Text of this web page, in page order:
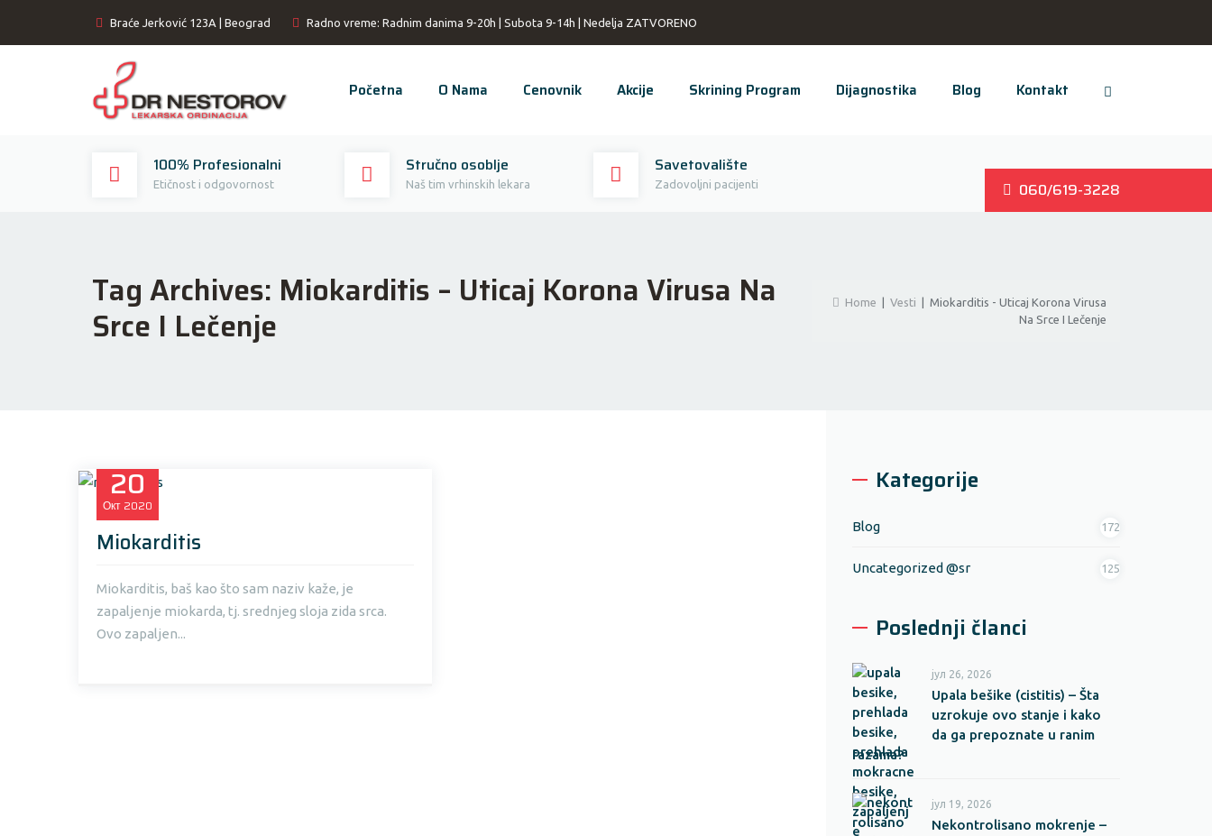
Braće Jerković 123A | Beograd Radno vreme: Radnim danima 9-20h | Subota 9-14h | Nedelja ZATVORENO
Početna O Nama Cenovnik Akcije Skrining Program Dijagnostika Blog Kontakt
100% Profesionalni
Etičnost i odgovornost
Stručno osoblje
Naš tim vrhinskih lekara
Savetovalište
Zadovoljni pacijenti 060/619-3228
Tag Archives: Miokarditis – Uticaj Korona Virusa Na
Srce I Lečenje
Home Vesti
Miokarditis - Uticaj Korona Virusa
Na Srce I Lečenje
20
Окт 2020
Miokarditis
Miokarditis, baš kao što sam naziv kaže, je
zapaljenje miokarda, tj. srednjeg sloja zida srca.
Ovo zapaljen...
Kategorije
Blog 172
Uncategorized @sr 125
Poslednji članci
јул 26, 2026
Upala bešike (cistitis) – Šta
uzrokuje ovo stanje i kako
da ga prepoznate u ranim
fazama?
јул 19, 2026
Nekontrolisano mokrenje –